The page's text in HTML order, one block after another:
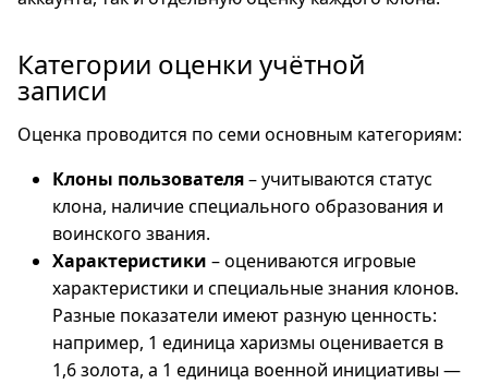
Категории оценки учётной
записи
Оценка проводится по семи основным категориям:
Клоны пользователя– учитываются статус
клона, наличие специального образования и
воинского звания.
Характеристики – оцениваются игровые
характеристики и специальные знания клонов.
Разные показатели имеют разную ценность:
например, 1 единица харизмы оценивается в
1,6 золота, а 1 единица военной инициативы —